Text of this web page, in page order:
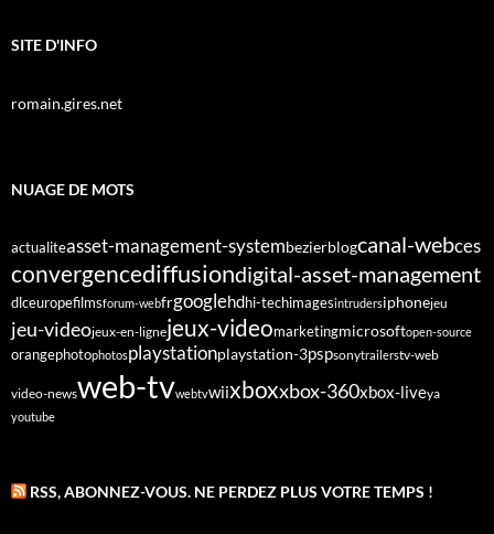
SITE D'INFO
romain.gires.net
NUAGE DE MOTS
actualiteasset-management-systembezierblogcanal-webces
convergencediffusiondigital-asset-management
dlceuropefilmsforum-webfrgooglehdhi-techimagesintrudersiphonejeu
jeu-videojeux-en-lignejeux-videomarketingmicrosoftopen-source
orangephotophotosplaystationplaystation-3pspsonytrailerstv-web
video-newsweb-tvwebtvwiixboxxbox-360xbox-liveya
youtube
RSS, ABONNEZ-VOUS. NE PERDEZ PLUS VOTRE TEMPS !